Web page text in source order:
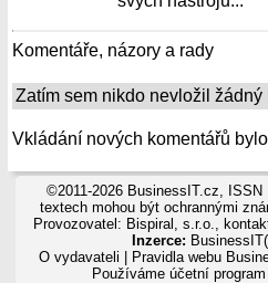
Komentáře, názory a rady
Zatím sem nikdo nevložil žádný
Vkládání nových komentářů
©2011-2026 BusinessIT.cz,
textech mohou být ochrannými
Provozovatel: Bispiral, s.r.o.,
Inzerce:
O vydavateli
Pravidla webu
Používámeúčetní